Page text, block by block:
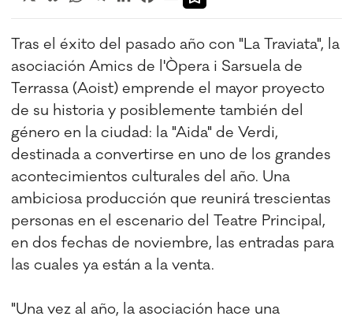
Tras el éxito del pasado año con "La Traviata", la
asociación Amics de l'Òpera i Sarsuela de
Terrassa (Aoist) emprende el mayor proyecto
de su historia y posiblemente también del
género en la ciudad: la "Aida" de Verdi,
destinada a convertirse en uno de los grandes
acontecimientos culturales del año. Una
ambiciosa producción que reunirá trescientas
personas en el escenario del Teatre Principal,
en dos fechas de noviembre, las entradas para
las cuales ya están a la venta.
"Una vez al año, la asociación hace una